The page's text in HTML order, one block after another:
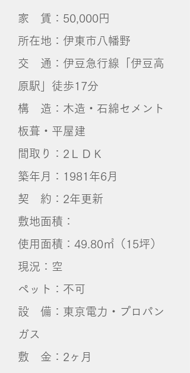
家 賃：50,000円
所在地：伊東市八幡野
交 通：伊豆急行線「伊豆高
原駅」徒歩17分
構 造：木造・石綿セメント
板葺・平屋建
間取り：2ＬＤＫ
築年月：1981年6月
契 約：2年更新
敷地面積：
使用面積：49.80㎡（15坪）
​現況：空
ペット：不可
設 備：東京電力・プロパン
ガス
敷 金：2ヶ月